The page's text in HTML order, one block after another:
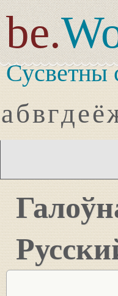
be.
Сусветны
абвгдеё